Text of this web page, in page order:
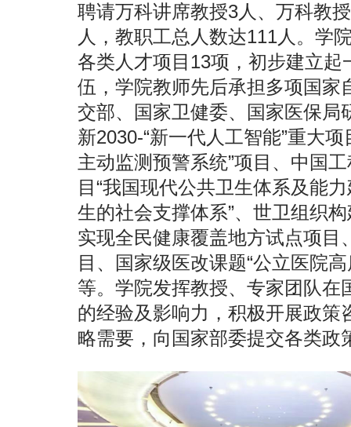
聘请万科讲席教授3人、万科教
人，教职工总人数达111人。学
各类人才项目13项，初步建立
伍，学院教师先后承担多项国家
交部、国家卫健委、国家医保局
新2030-“新一代人工智能”重大
主动监测预警系统”项目、中国
目“我国现代公共卫生体系及能
生的社会支撑体系”、世卫组织
实现全民健康覆盖地方试点项目
目、国家级医改课题“公立医院
等。学院发挥教授、专家团队在
的经验及影响力，积极开展政策
略需要，向国家部委提交各类政